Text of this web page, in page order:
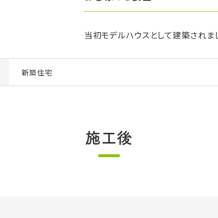
当初モデルハウスとして建築されま
新築住宅
施工後